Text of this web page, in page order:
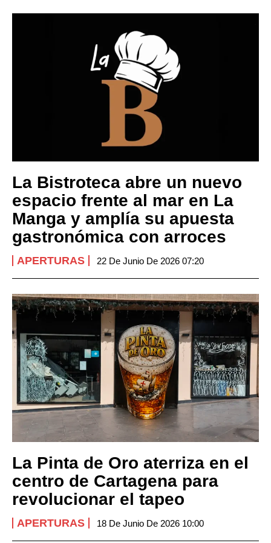
La Bistroteca abre un nuevo
espacio frente al mar en La
Manga y amplía su apuesta
gastronómica con arroces
APERTURAS 22 De Junio De 2026 07:20
La Pinta de Oro aterriza en el
centro de Cartagena para
revolucionar el tapeo
APERTURAS 18 De Junio De 2026 10:00